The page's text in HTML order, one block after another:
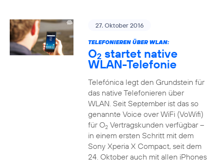
27. Oktober 2016
TELEFONIEREN ÜBER WLAN:
O2 startet native
WLAN-Telefonie
Telefónica legt den Grundstein für
das native Telefonieren über
WLAN. Seit September ist das so
genannte Voice over WiFi (VoWifi)
für O2Vertragskunden verfügbar –
in einem ersten Schritt mit dem
Sony Xperia X Compact, seit dem
24. Oktober auch mit allen iPhones